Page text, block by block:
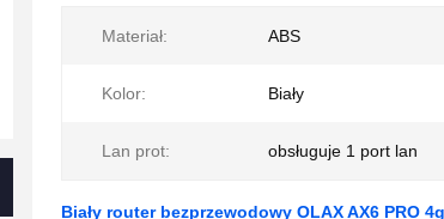
Materiał: ABS
Kolor: Biały
Lan prot: obsługuje 1 port lan
Biały router bezprzewodowy OLAX AX6 PRO